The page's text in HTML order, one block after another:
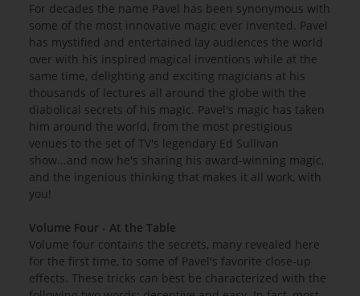
For decades the name Pavel has been synonymous with
some of the most innovative magic ever invented. Pavel
has mystified and entertained lay audiences the world
over with his inspired magical inventions while at the
same time, delighting and exciting magicians at his
thousands of lectures all around the globe with the
diabolical secrets of his magic. Pavel's magic has taken
him around the world, from the most prestigious
venues to the set of TV's legendary Ed Sullivan
show...and now he's sharing his award-winning magic,
and the ingenious thinking that makes it all work, with
you!
Volume Four - At the Table
Volume four contains the secrets, many revealed here
for the first time, to some of Pavel's favorite close-up
effects. These tricks can best be characterized with the